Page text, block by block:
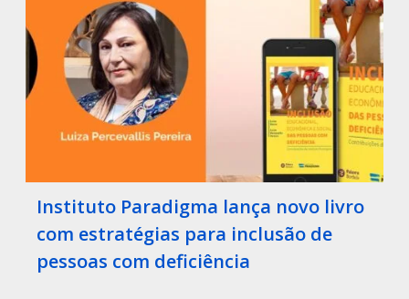
Instituto Paradigma lança novo livro
com estratégias para inclusão de
pessoas com deficiência